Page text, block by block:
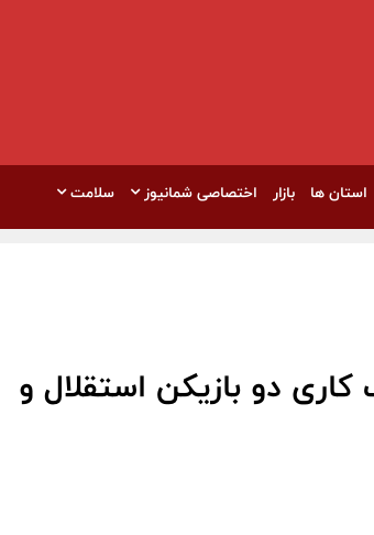
استان ها بازار اختصاصی شمانیوز سلامت
دو بازیکن استقلال و